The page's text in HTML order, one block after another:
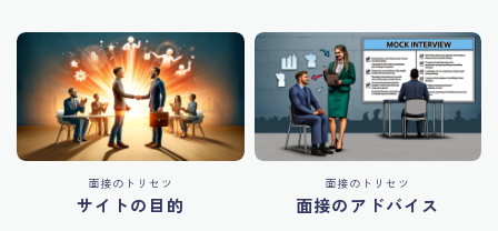
面接のトリセツ
サイトの目的
面接のトリセツ
面接のアドバイス